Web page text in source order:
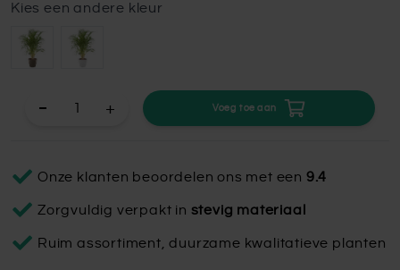
Kies een andere kleur
+ Voeg toe aan
Onze klanten beoordelen ons met een 9.4
Zorgvuldig verpakt in stevig materiaal
Ruim assortiment, duurzame kwalitatieve planten